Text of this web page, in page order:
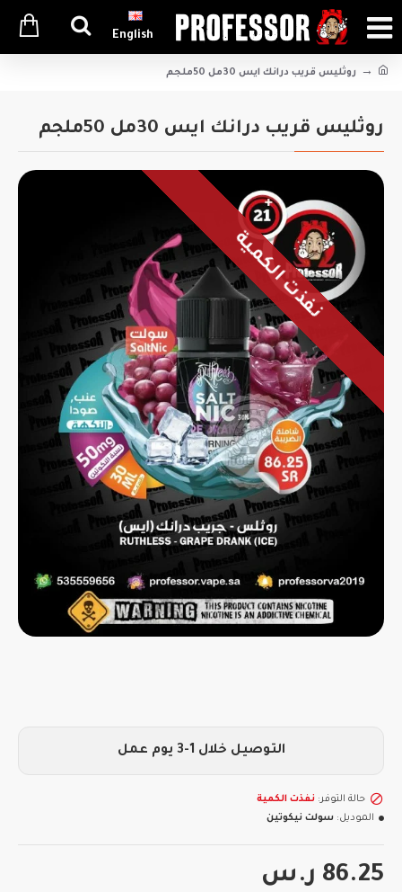
English
روثليس قريب درانك ايس 30مل 50ملجم
روثليس قريب درانك ايس 30مل 50ملجم
نفذت الكمية
86.25 ر.س
حالة التوفر: نفذت الكمية
الموديل: سولت نيكوتين
التوصيل خلال 1-3 يوم عمل